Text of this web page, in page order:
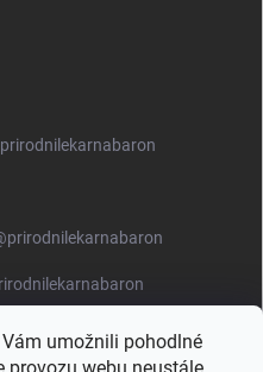
umožnili pohodlné